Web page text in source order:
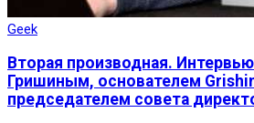
Geek
Вторая производная.
Гришиным, основателем
председателем совета